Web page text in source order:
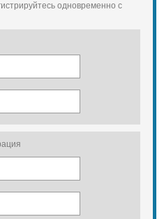
одновременно с